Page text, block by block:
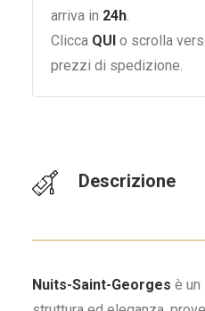
arriva in 24h.
Clicca QUI o scrolla
prezzi di spedizione.
Descrizione
Nuits-Saint-Georges è un